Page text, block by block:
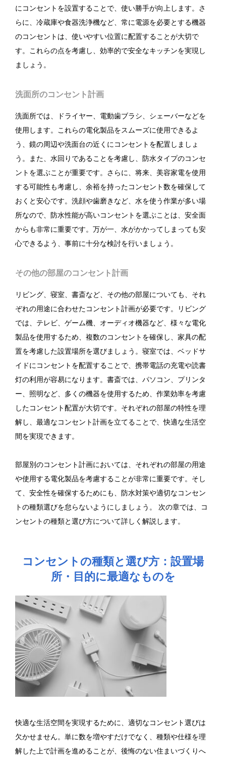
にコンセントを設置することで、使い勝手が向上します。さ
らに、冷蔵庫や食器洗浄機など、常に電源を必要とする機器
のコンセントは、使いやすい位置に配置することが大切で
す。これらの点を考慮し、効率的で安全なキッチンを実現し
ましょう。
洗面所のコンセント計画
洗面所では、ドライヤー、電動歯ブラシ、シェーバーなどを
使用します。これらの電化製品をスムーズに使用できるよ
う、鏡の周辺や洗面台の近くにコンセントを配置しましょ
う。また、水回りであることを考慮し、防水タイプのコンセ
ントを選ぶことが重要です。さらに、将来、美容家電を使用
する可能性も考慮し、余裕を持ったコンセント数を確保して
おくと安心です。洗顔や歯磨きなど、水を使う作業が多い場
所なので、防水性能が高いコンセントを選ぶことは、安全面
からも非常に重要です。万が一、水がかかってしまっても安
心できるよう、事前に十分な検討を行いましょう。
その他の部屋のコンセント計画
リビング、寝室、書斎など、その他の部屋についても、それ
ぞれの用途に合わせたコンセント計画が必要です。リビング
では、テレビ、ゲーム機、オーディオ機器など、様々な電化
製品を使用するため、複数のコンセントを確保し、家具の配
置を考慮した設置場所を選びましょう。寝室では、ベッドサ
イドにコンセントを配置することで、携帯電話の充電や読書
灯の利用が容易になります。書斎では、パソコン、プリンタ
ー、照明など、多くの機器を使用するため、作業効率を考慮
したコンセント配置が大切です。それぞれの部屋の特性を理
解し、最適なコンセント計画を立てることで、快適な生活空
間を実現できます。
部屋別のコンセント計画においては、それぞれの部屋の用途
や使用する電化製品を考慮することが非常に重要です。そし
て、安全性を確保するためにも、防水対策や適切なコンセン
トの種類選びを怠らないようにしましょう。 次の章では、コ
ンセントの種類と選び方について詳しく解説します。
コンセントの種類と選び方：設置場
所・目的に最適なものを
快適な生活空間を実現するために、適切なコンセント選びは
欠かせません。単に数を増やすだけでなく、種類や仕様を理
解した上で計画を進めることが、後悔のない住まいづくりへ